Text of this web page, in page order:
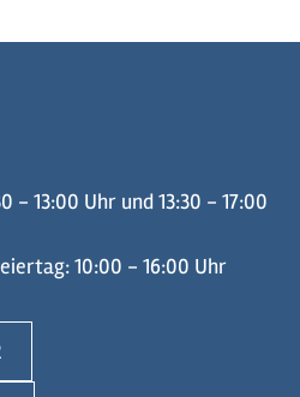
- 13:00 Uhr und 13:30 - 17:00
10:00 - 16:00 Uhr